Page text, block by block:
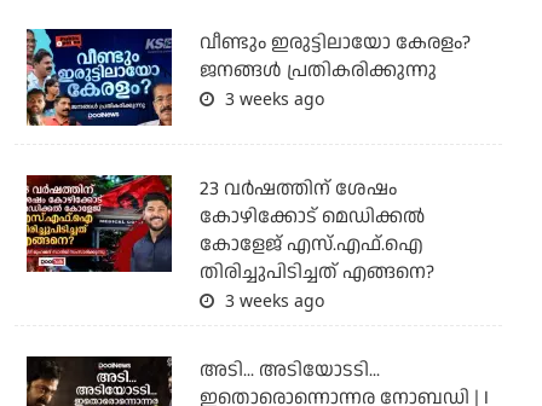
വീണ്ടും ഇരുട്ടിലായോ കേരളം?
ജനങ്ങൾ പ്രതികരിക്കുന്നു
3 weeks ago
23 വർഷത്തിന് ശേഷം
കോഴിക്കോട് മെഡിക്കൽ
കോളേജ് എസ്.എഫ്.ഐ
തിരിച്ചുപിടിച്ചത് എങ്ങനെ?
3 weeks ago
അടി... അടിയോടടി...
ഇതൊരൊന്നൊന്നര നോബഡി | I